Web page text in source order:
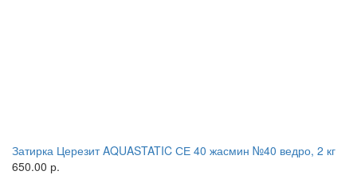
Затирка Церезит AQUASTATIC СЕ 40 жасмин №40 ведро, 2 кг
650.00 р.